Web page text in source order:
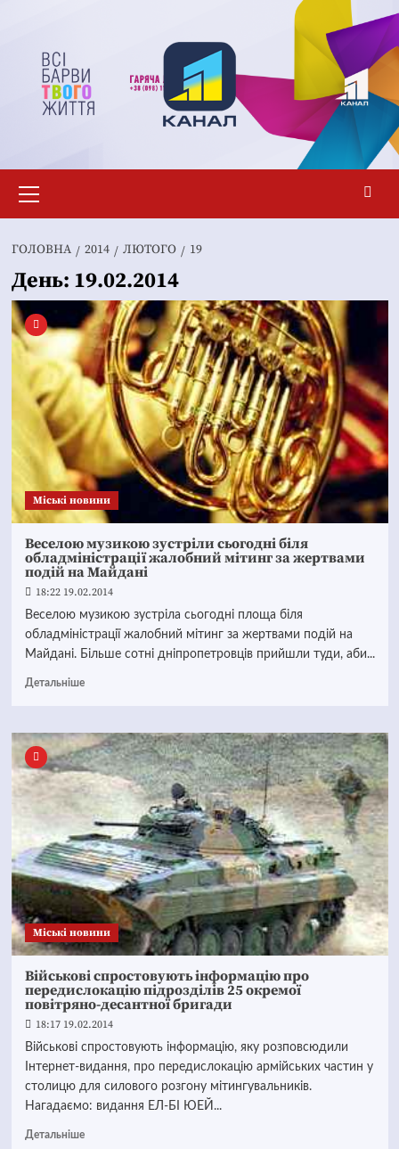
вмісту
меню
ГОЛОВНА 2014 ЛЮТОГО 19
День: 19.02.2014
Mіські новини
Веселою музикою зустріли сьогодні біля
обладміністрації жалобний мітинг за жертвами
подій на Майдані
18:22 19.02.2014
Веселою музикою зустріла сьогодні площа біля
обладміністрації жалобний мітинг за жертвами подій на
Майдані. Більше сотні дніпропетровців прийшли туди, аби...
Детальніше
Mіські новини
Військові спростовують інформацію про
передислокацію підрозділів 25 окремої
повітряно-десантної бригади
18:17 19.02.2014
Військові спростовують інформацію, яку розповсюдили
Інтернет-видання, про передислокацію армійських частин у
столицю для силового розгону мітингувальників.
Нагадаємо: видання ЕЛ-БІ ЮЕЙ...
Детальніше